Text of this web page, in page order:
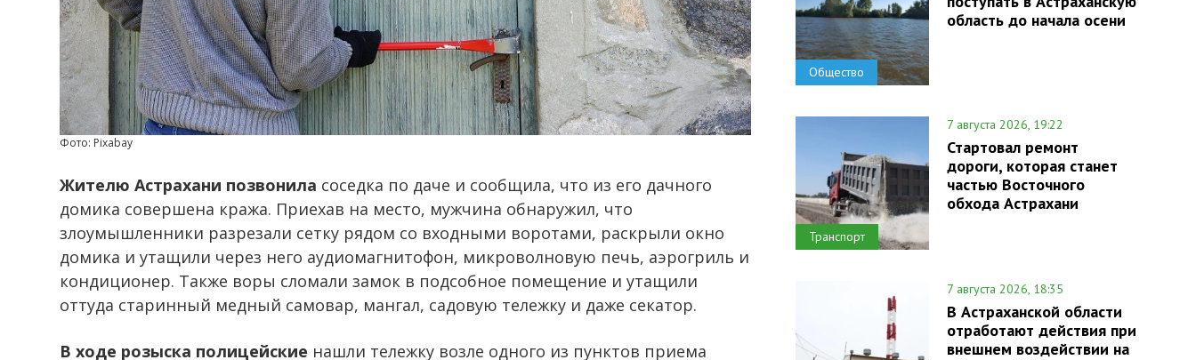
Фото: Pixabay
Жителю Астрахани позвонила соседка по даче и сообщила, что из его дачного
домика совершена кража. Приехав на место, мужчина обнаружил, что
злоумышленники разрезали сетку рядом со входными воротами, раскрыли окно
домика и утащили через него аудиомагнитофон, микроволновую печь, аэрогриль и
кондиционер. Также воры сломали замок в подсобное помещение и утащили
оттуда старинный медный самовар, мангал, садовую тележку и даже секатор.
В ходе розыска полицейские нашли тележку возле одного из пунктов приема
Общество
область до начала осени
Транспорт
7 августа 2026, 19:22
Стартовал ремонт
дороги, которая станет
частью Восточного
обхода Астрахани
7 августа 2026, 18:35
В Астраханской области
отработают действия при
внешнем воздействии на